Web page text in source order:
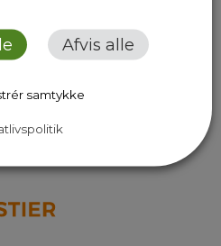
for at…
Next Page
Afvis alle
samtykke